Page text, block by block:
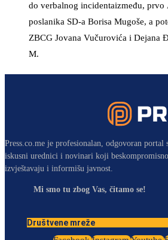
do verbalnog incidentaizmeđu,
poslanika SD-a Borisa Mugoše, a
ZBCG Jovana Vučurovića i Dejana
M.
Press.co.me je profesionalan, odgovoran portal
iskusni urednici i novinari koji
izvještavaju i informišu javnost.
Mi smo tu zbog Vas, čitamo se!
Društvene mreže